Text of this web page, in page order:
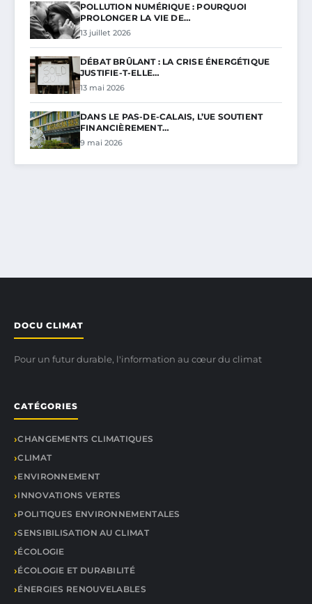
POLLUTION NUMÉRIQUE : POURQUOI
PROLONGER LA VIE DE…
13 juillet 2026
DÉBAT BRÛLANT : LA CRISE ÉNERGÉTIQUE
JUSTIFIE-T-ELLE…
13 mai 2026
DANS LE PAS-DE-CALAIS, L’UE SOUTIENT
FINANCIÈREMENT…
9 mai 2026
DOCU CLIMAT
Pour un futur durable, l'information au cœur du climat
CATÉGORIES
CHANGEMENTS CLIMATIQUES
CLIMAT
ENVIRONNEMENT
INNOVATIONS VERTES
POLITIQUES ENVIRONNEMENTALES
SENSIBILISATION AU CLIMAT
ÉCOLOGIE
ÉCOLOGIE ET DURABILITÉ
ÉNERGIES RENOUVELABLES